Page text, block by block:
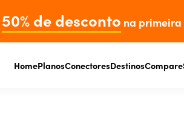
50% de desconto na
HomePlanosConectoresDestinosCompare